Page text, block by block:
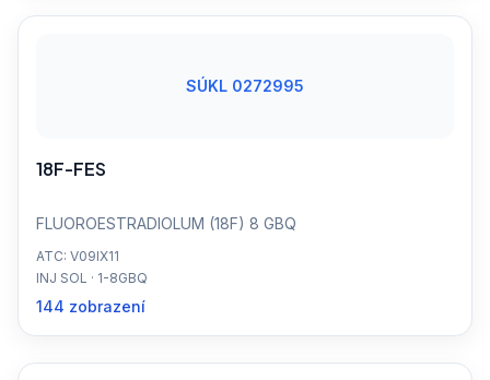
SÚKL 0272995
18F-FES
FLUOROESTRADIOLUM (18F) 8 GBQ
ATC: V09IX11
INJ SOL · 1-8GBQ
144 zobrazení